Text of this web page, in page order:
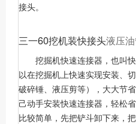
接头。
三一60挖机装快接头液压
挖掘机快速连接器，也叫
以在挖掘机上快速实现安装、
破碎锤、液压剪等），大大节
己动手安装快速连接器，轻松
比较简单，先把铲斗卸下来，